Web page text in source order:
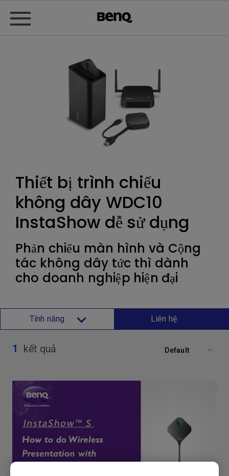
Thiết bị trình chiếu
không dây WDC10
InstaShow dễ sử dụng
Phản chiếu màn hình và Cộng
tác không dây tức thì dành
cho doanh nghiệp hiện đại
Tính năng Liên hệ
1 kết quả Default